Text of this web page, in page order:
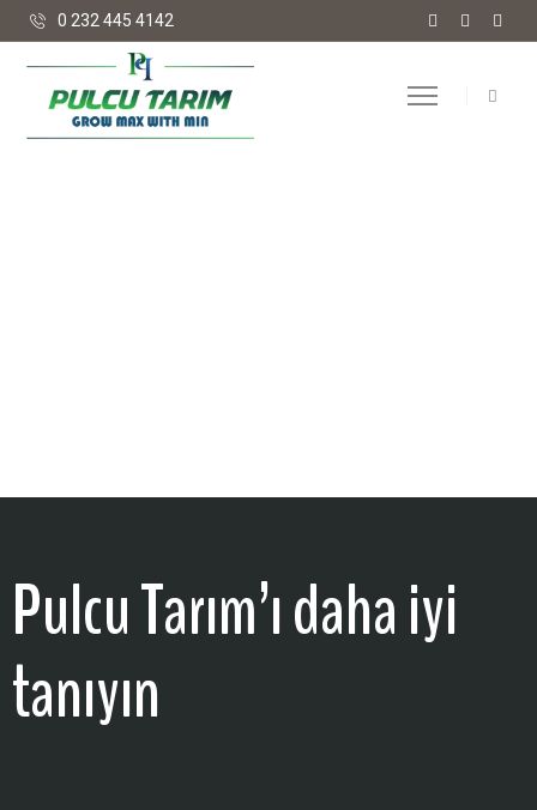
0 232 445 4142
Pulcu Tarım’ı daha iyi
tanıyın